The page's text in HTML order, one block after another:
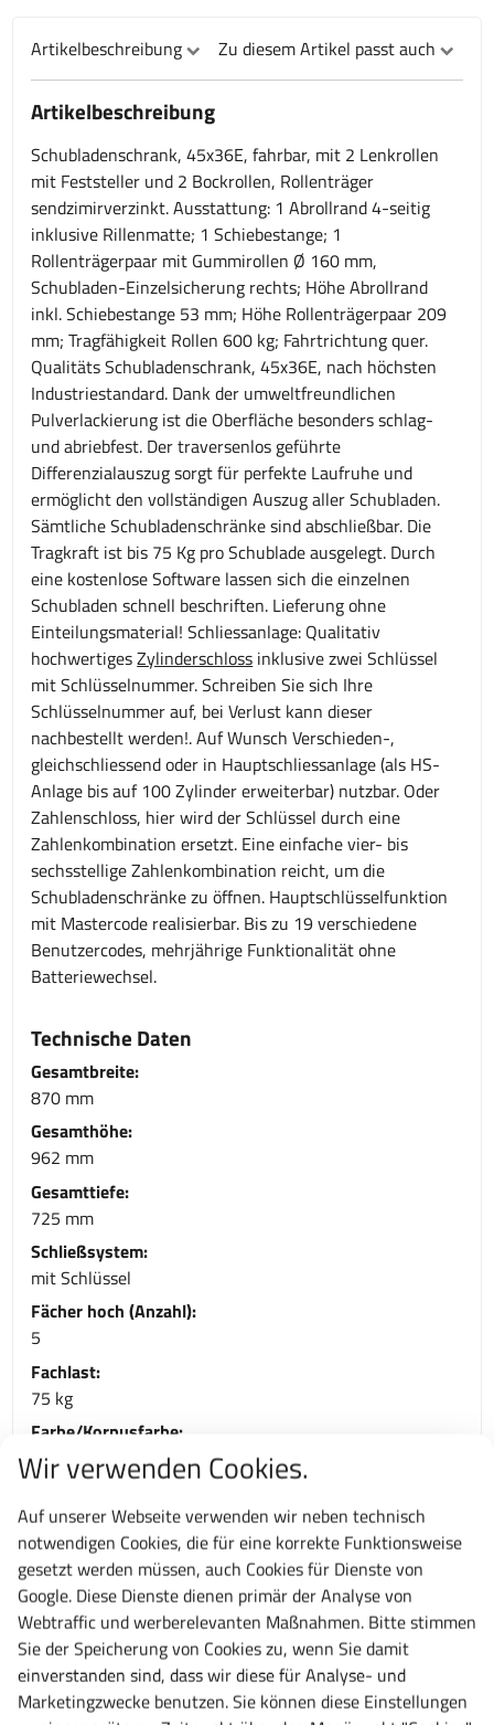
Artikelbeschreibung Zu diesem Artikel passt auch
Artikelbeschreibung
Schubladenschrank, 45x36E, fahrbar, mit 2 Lenkrollen
mit Feststeller und 2 Bockrollen, Rollenträger
sendzimirverzinkt. Ausstattung: 1 Abrollrand 4-seitig
inklusive Rillenmatte; 1 Schiebestange; 1
Rollenträgerpaar mit Gummirollen Ø 160 mm,
Schubladen-Einzelsicherung rechts; Höhe Abrollrand
inkl. Schiebestange 53 mm; Höhe Rollenträgerpaar 209
mm; Tragfähigkeit Rollen 600 kg; Fahrtrichtung quer.
Qualitäts Schubladenschrank, 45x36E, nach höchsten
Industriestandard. Dank der umweltfreundlichen
Pulverlackierung ist die Oberfläche besonders schlag-
und abriebfest. Der traversenlos geführte
Differenzialauszug sorgt für perfekte Laufruhe und
ermöglicht den vollständigen Auszug aller Schubladen.
Sämtliche Schubladenschränke sind abschließbar. Die
Tragkraft ist bis 75 Kg pro Schublade ausgelegt. Durch
eine kostenlose Software lassen sich die einzelnen
Schubladen schnell beschriften. Lieferung ohne
Einteilungsmaterial! Schliessanlage: Qualitativ
hochwertigesZylinderschloss inklusive zwei Schlüssel
mit Schlüsselnummer. Schreiben Sie sich Ihre
Schlüsselnummer auf, bei Verlust kann dieser
nachbestellt werden!. Auf Wunsch Verschieden-,
gleichschliessend oder in Hauptschliessanlage (als HS-
Anlage bis auf 100 Zylinder erweiterbar) nutzbar. Oder
Zahlenschloss, hier wird der Schlüssel durch eine
Zahlenkombination ersetzt. Eine einfache vier- bis
sechsstellige Zahlenkombination reicht, um die
Schubladenschränke zu öffnen. Hauptschlüsselfunktion
mit Mastercode realisierbar. Bis zu 19 verschiedene
Benutzercodes, mehrjährige Funktionalität ohne
Batteriewechsel.
Technische Daten
Gesamtbreite:
870 mm
Gesamthöhe:
962 mm
Gesamttiefe:
725 mm
Schließsystem:
mit Schlüssel
Fächer hoch (Anzahl):
5
Fachlast:
75 kg
Farbe/Korpusfarbe:
RAL 5012 Lichtblau
RAL 5012 Lichtblau
Typ:
45 x 36E
Material:
Stahlblech
Garantie:
10 Jahre
Wir verwenden Cookies.
Auf unserer Webseite verwenden wir neben technisch
notwendigen Cookies, die für eine korrekte Funktionsweise
gesetzt werden müssen, auch Cookies für Dienste von
Google. Diese Dienste dienen primär der Analyse von
Webtraffic und werberelevanten Maßnahmen. Bitte stimmen
Sie der Speicherung von Cookies zu, wenn Sie damit
einverstanden sind, dass wir diese für Analyse- und
Marketingzwecke benutzen. Sie können diese Einstellungen